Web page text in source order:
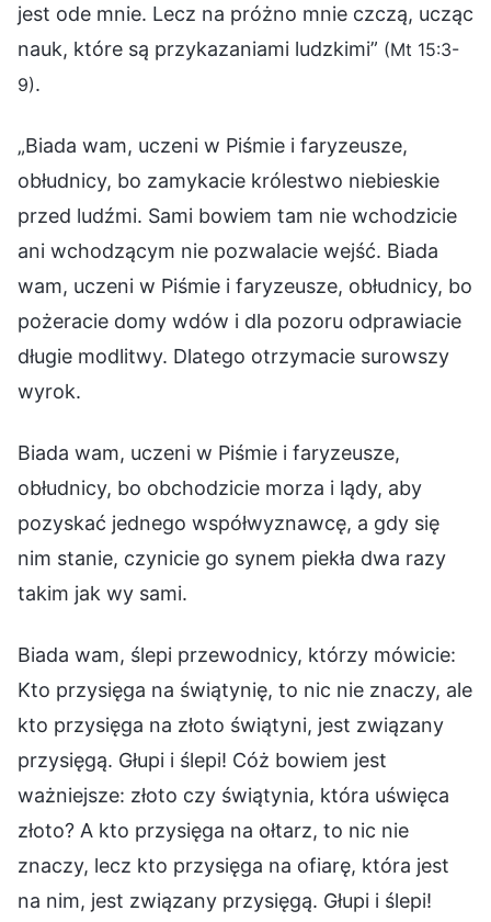
jest ode mnie. Lecz na próżno mnie czczą, ucząc
nauk, które są przykazaniami ludzkimi” (Mt 15:3-
9).
„Biada wam, uczeni w Piśmie i faryzeusze,
obłudnicy, bo zamykacie królestwo niebieskie
przed ludźmi. Sami bowiem tam nie wchodzicie
ani wchodzącym nie pozwalacie wejść. Biada
wam, uczeni w Piśmie i faryzeusze, obłudnicy, bo
pożeracie domy wdów i dla pozoru odprawiacie
długie modlitwy. Dlatego otrzymacie surowszy
wyrok.
Biada wam, uczeni w Piśmie i faryzeusze,
obłudnicy, bo obchodzicie morza i lądy, aby
pozyskać jednego współwyznawcę, a gdy się
nim stanie, czynicie go synem piekła dwa razy
takim jak wy sami.
Biada wam, ślepi przewodnicy, którzy mówicie:
Kto przysięga na świątynię, to nic nie znaczy, ale
kto przysięga na złoto świątyni, jest związany
przysięgą. Głupi i ślepi! Cóż bowiem jest
ważniejsze: złoto czy świątynia, która uświęca
złoto? A kto przysięga na ołtarz, to nic nie
znaczy, lecz kto przysięga na ofiarę, która jest
na nim, jest związany przysięgą. Głupi i ślepi!